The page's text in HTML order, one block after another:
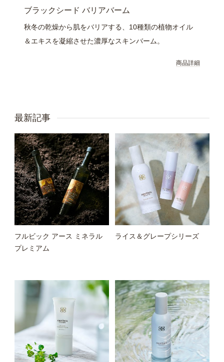
ブラックシード バリアバーム
秋冬の乾燥から肌をバリアする、10種類の植物オイル
＆エキスを凝縮させた濃厚なスキンバーム。
商品詳細
最新記事
フルビック アース ミネラル
プレミアム
ライス＆グレープシリーズ